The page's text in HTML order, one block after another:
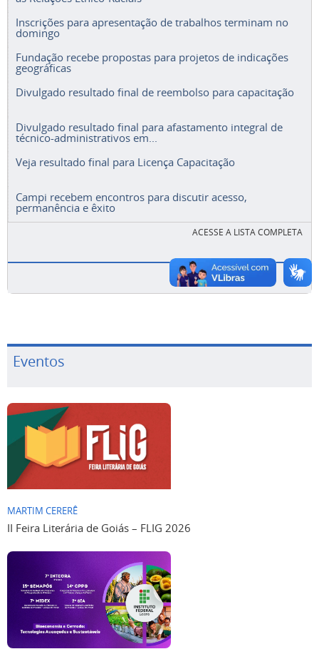
Inscrições para apresentação de trabalhos terminam no
domingo
Fundação recebe propostas para projetos de indicações
geográficas
Divulgado resultado final de reembolso para capacitação
técnico-administrativos em...
permanência e êxito
Eventos
II Feira Literária de Goiás – FLIG 2026
IF GOIANO